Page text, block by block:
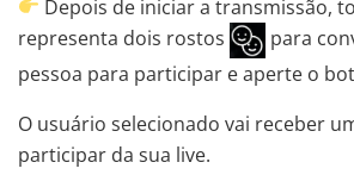
Depois de iniciar a transmissão,
representa dois rostos
para
pessoa para participar e aperte o
O usuário selecionado vai receber
participar da sua live.